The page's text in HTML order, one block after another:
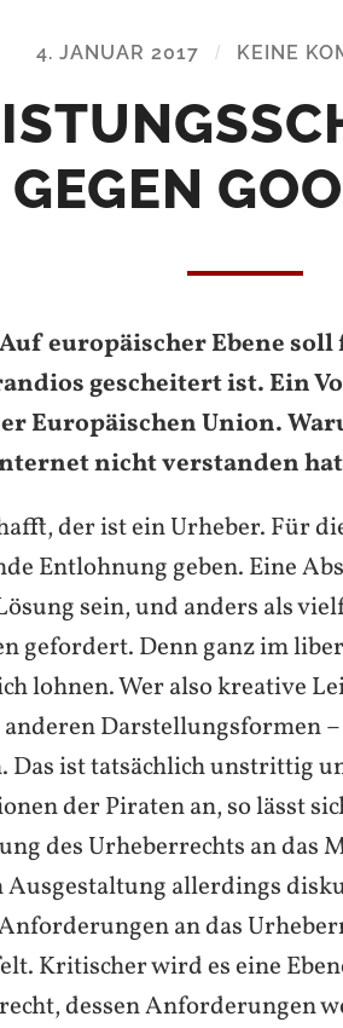
4. JANUAR 2017 / KEINE
GEGEN
Auf europäischer Ebene
gescheitert ist. Ein
Europäischen Union.
nicht verstanden
der ist ein Urheber. Für
Entlohnung geben. Eine
sein, und anders als
gefordert. Denn ganz im
lohnen. Wer also kreative
Darstellungsformen
ist tatsächlich unstrittig
der Piraten an, so lässt
des Urheberrechts an
allerdings
an das
Kritischer wird es eine
dessen Anforderungen